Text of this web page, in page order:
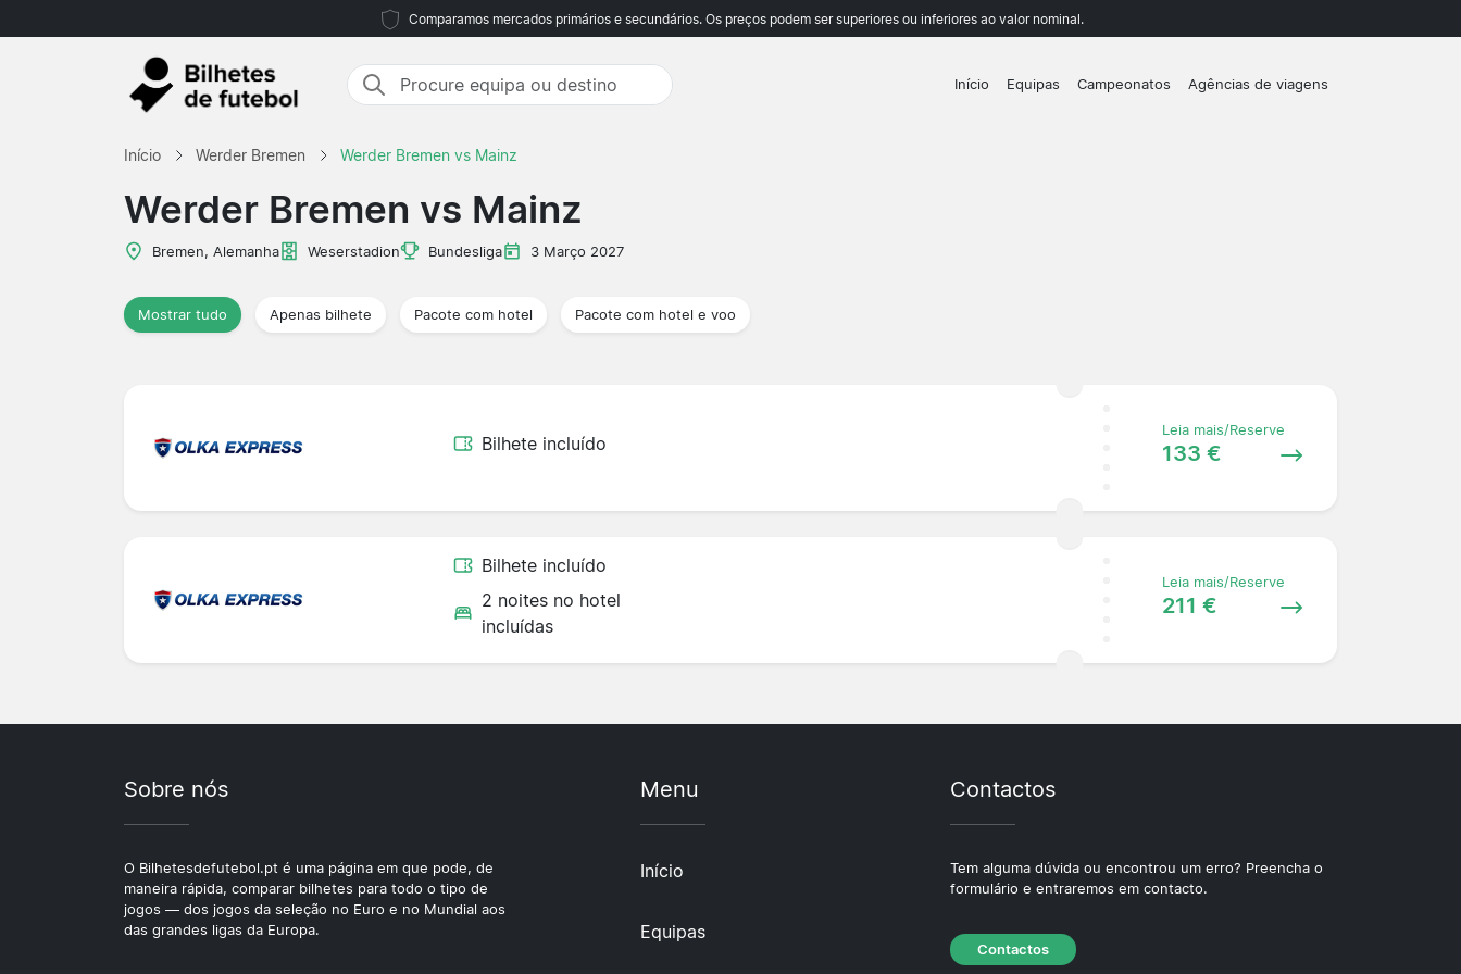
Comparamos mercados primários e secundários. Os preços podem ser superiores ou inferiores ao valor nominal.
Início Equipas Campeonatos Agências de viagens
Início Werder Bremen Werder Bremen vs Mainz
Werder Bremen vs Mainz
Bremen, Alemanha Weserstadion Bundesliga 3 Março 2027
Mostrar tudo Apenas bilhete Pacote com hotel Pacote com hotel e voo
Bilhete incluído
Leia mais/Reserve
133 €
Bilhete incluído
2 noites no hotel
incluídas
Leia mais/Reserve
211 €
Sobre nós
O Bilhetesdefutebol.pt é uma página em que pode, de
maneira rápida, comparar bilhetes para todo o tipo de
jogos — dos jogos da seleção no Euro e no Mundial aos
das grandes ligas da Europa.
Menu
Início
Equipas
Contactos
Tem alguma dúvida ou encontrou um erro? Preencha o
formulário e entraremos em contacto.
Contactos